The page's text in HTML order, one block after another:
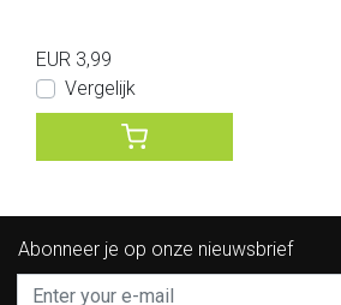
EUR 3,99
Vergelijk
Abonneer je op onze nieuwsbrief